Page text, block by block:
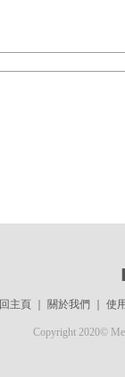
回主頁｜ 關於我們 使
Copyright 2020©